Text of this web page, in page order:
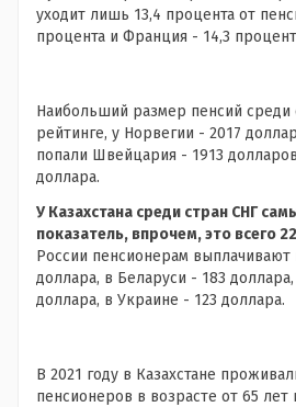
уходит лишь 13,4 процента от
процента и Франция - 14,3
Наибольший размер пенсий среди
рейтинге, у Норвегии - 2017
попали Швейцария - 1913
доллара.
У Казахстана среди стран СНГ
показатель, впрочем, это всего
России пенсионерам выплачивают
доллара, в Беларуси - 183
доллара, в Украине - 123 доллара.
В 2021 году в Казахстане
пенсионеров в возрасте от 65